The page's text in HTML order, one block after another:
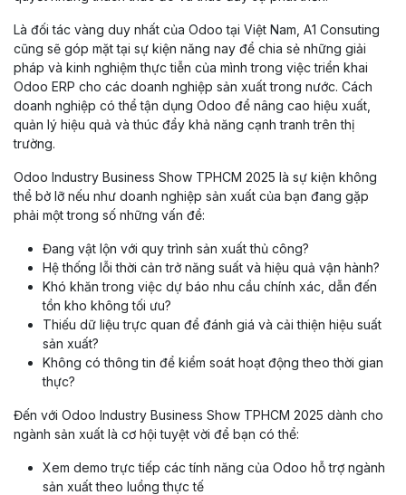
Là đối tác vàng duy nhất của Odoo tại Việt Nam, A1 Consuting
cũng sẽ góp mặt tại sự kiện năng nay để chia sẻ những giải
pháp và kinh nghiệm thực tiễn của mình trong việc triển khai
Odoo ERP cho các doanh nghiệp sản xuất trong nước. Cách
doanh nghiệp có thể tận dụng Odoo để nâng cao hiệu xuất,
quản lý hiệu quả và thúc đẩy khả năng cạnh tranh trên thị
trường.
Odoo Industry Business Show TPHCM 2025 là sự kiện không
thể bở lỡ nếu như doanh nghiệp sản xuất của bạn đang gặp
phải một trong số những vấn đề:
Đang vật lộn với quy trình sản xuất thủ công?
Hệ thống lỗi thời cản trở năng suất và hiệu quả vận hành?
Khó khăn trong việc dự báo nhu cầu chính xác, dẫn đến
tồn kho không tối ưu?
Thiếu dữ liệu trực quan để đánh giá và cải thiện hiệu suất
sản xuất?
Không có thông tin để kiểm soát hoạt động theo thời gian
thực?
Đến với Odoo Industry Business Show TPHCM 2025 dành cho
ngành sản xuất là cơ hội tuyệt vời để bạn có thể:
Xem demo trực tiếp các tính năng của Odoo hỗ trợ ngành
sản xuất theo luồng thực tế